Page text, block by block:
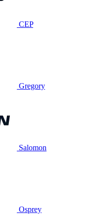
CEP
Gregory
Salomon
Osprey